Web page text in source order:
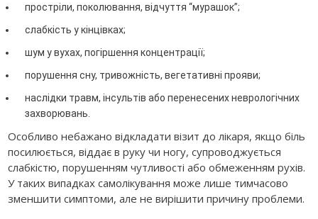
простріли, поколювання, відчуття “мурашок”;
слабкість у кінцівках;
шум у вухах, погіршення концентрації;
порушення сну, тривожність, вегетативні прояви;
наслідки травм, інсультів або перенесених неврологічних
захворювань.
Особливо небажано відкладати візит до лікаря, якщо біль
посилюється, віддає в руку чи ногу, супроводжується
слабкістю, порушенням чутливості або обмеженням рухів.
У таких випадках самолікування може лише тимчасово
зменшити симптоми, але не вирішити причину проблеми.